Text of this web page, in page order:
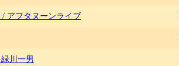
/ アフタヌーンライブ
川一男